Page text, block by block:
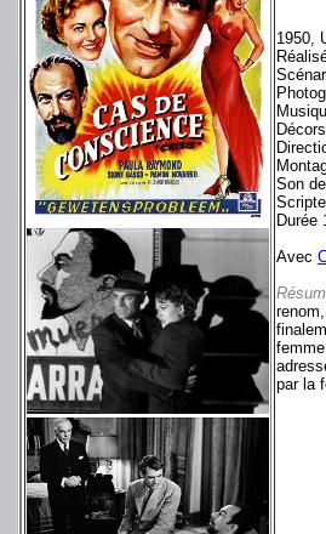
1950,
Son
Durée
Avec
par la